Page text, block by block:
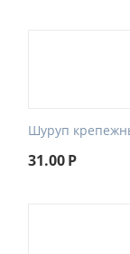
Шуруп
31.00Р